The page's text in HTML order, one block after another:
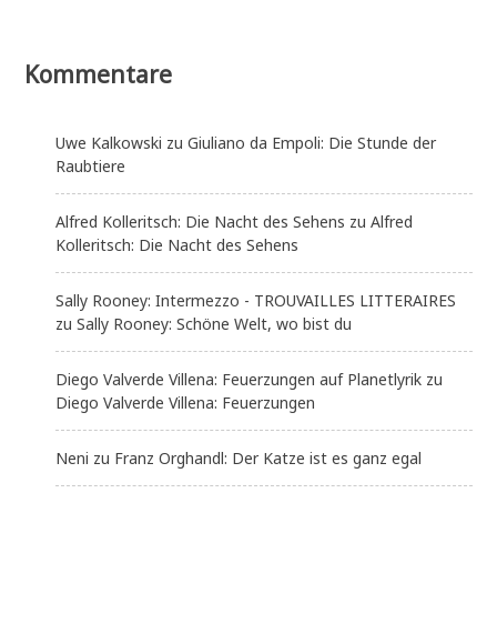
Kommentare
Uwe Kalkowski zuGiuliano da Empoli: Die Stunde der
Raubtiere
Alfred Kolleritsch: Die Nacht des Sehens zuAlfred
Kolleritsch: Die Nacht des Sehens
Sally Rooney: Intermezzo - TROUVAILLES LITTERAIRES
zuSally Rooney: Schöne Welt, wo bist du
Diego Valverde Villena: Feuerzungen auf Planetlyrik zu
Diego Valverde Villena: Feuerzungen
Neni zu Franz Orghandl: Der Katze ist es ganz egal